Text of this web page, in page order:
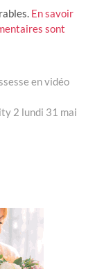
En savoir
sont
en vidéo
2 lundi 31 mai